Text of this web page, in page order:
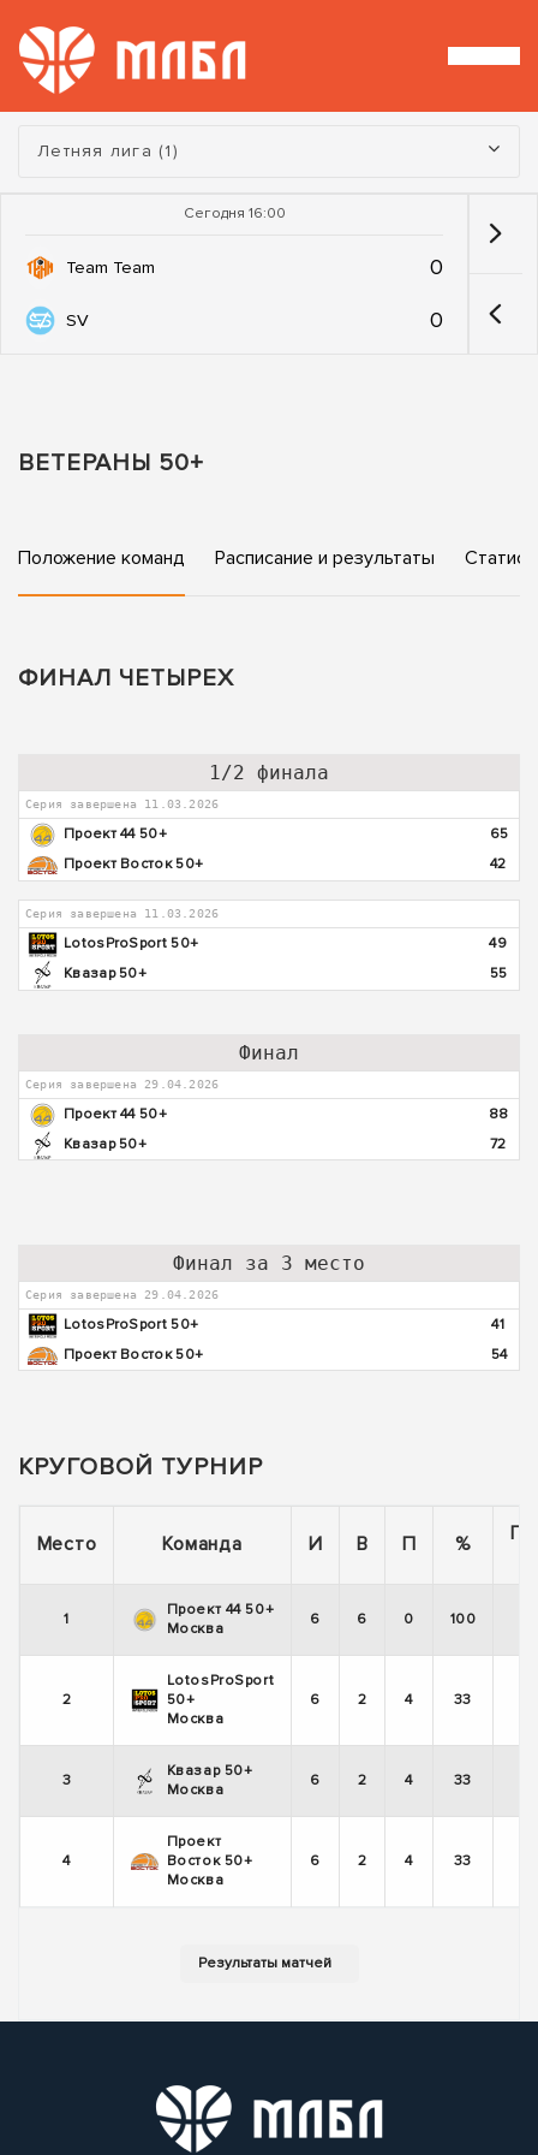
Турнир:
Летняя лига (1)
Сегодня 16:00
Team Team 0
SV 0
ВЕТЕРАНЫ 50+
Положение команд Расписание и результаты
ФИНАЛ ЧЕТЫРЕХ
1/2 финала
Серия завершена 11.03.2026
Проект 44 50+
65
Проект Восток 50+
42
Серия завершена 11.03.2026
LotosProSport 50+
49
Квазар 50+
55
Финал
Серия завершена 29.04.2026
Проект 44 50+
88
Квазар 50+
72
Финал за 3 место
Серия завершена 29.04.2026
LotosProSport 50+
41
Проект Восток 50+
54
КРУГОВОЙ ТУРНИР
Место Команда И В П %
1
Проект 44 50+
Москва
6 6 0 100
2
LotosProSport
50+
Москва
6 2 4 33
3
Квазар 50+
Москва
6 2 4 33
4
Проект
Восток 50+
Москва
6 2 4 33